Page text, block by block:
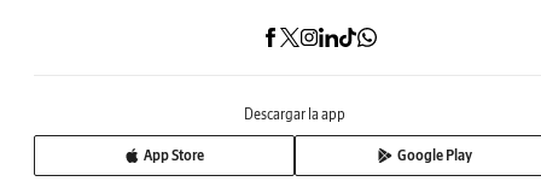
Descargar la app
App Store Google Play